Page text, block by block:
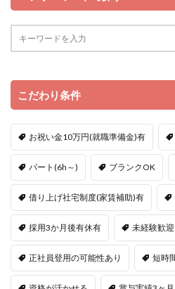
こだわり条件
お祝い金10万円(就職準備金)有
パート(6h～) ブランクOK
借り上げ社宅制度(家賃補助)有
採用3か月後有休有 未経験歓迎
正社員登用の可能性あり 短時